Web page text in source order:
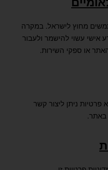
מחוץ לישראל. במקרה
עשוי להישמר ולעבור
או ספקי השירות.
ניתן ליצור קשר
באתר.